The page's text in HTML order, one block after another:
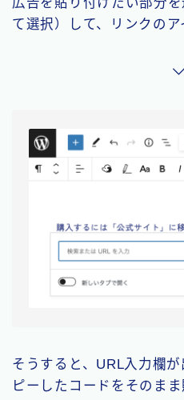
て選択）して、リンクのア
そうすると、URL入力欄
ピーしたコードをそのま